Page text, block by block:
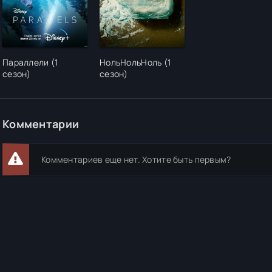
Параллели (1
сезон)
НольНольНоль (1
сезон)
Комментарии
Комментариев еще нет. Хотите быть первым?